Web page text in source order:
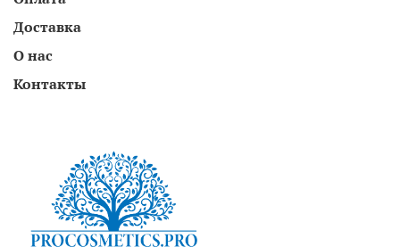
Доставка
О нас
Контакты